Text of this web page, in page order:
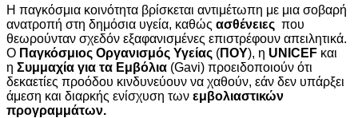
Η παγκόσμια κοινότητα βρίσκεται αντιμέτωπη με μια σοβαρή
ανατροπή στη δημόσια υγεία, καθώς ασθένειες που
θεωρούνταν σχεδόν εξαφανισμένες επιστρέφουν απειλητικά.
Ο Παγκόσμιος Οργανισμός Υγείας (ΠΟΥ), η UNICEF και
η Συμμαχία για τα Εμβόλια (Gavi) προειδοποιούν ότι
δεκαετίες προόδου κινδυνεύουν να χαθούν, εάν δεν υπάρξει
άμεση και διαρκής ενίσχυση των εμβολιαστικών
προγραμμάτων.